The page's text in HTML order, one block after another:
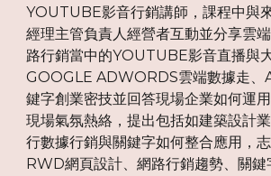
YOUTUBE影音行銷講師，課程中與
經理主管負責人經營者互動並分享雲
路行銷當中的YOUTUBE影音直播與
GOOGLE ADWORDS雲端數據走、
鍵字創業密技並回答現場企業如何運
現場氣氛熱絡，提出包括如建築設計
行數據行銷與關鍵字如何整合應用，
RWD網頁設計、網路行銷趨勢、關鍵